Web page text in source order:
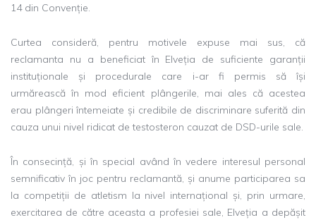
14 din Convenție.
Curtea consideră, pentru motivele expuse mai sus, că
reclamanta nu a beneficiat în Elveția de suficiente garanții
instituționale și procedurale care i-ar fi permis să își
urmărească în mod eficient plângerile, mai ales că acestea
erau plângeri întemeiate și credibile de discriminare suferită din
cauza unui nivel ridicat de testosteron cauzat de DSD-urile sale.
În consecință, și în special având în vedere interesul personal
semnificativ în joc pentru reclamantă, și anume participarea sa
la competiții de atletism la nivel internațional și, prin urmare,
exercitarea de către aceasta a profesiei sale, Elveția a depășit